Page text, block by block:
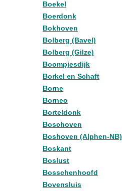
Boekel
Boerdonk
Bokhoven
Bolberg (Bavel)
Bolberg (Gilze)
Boompjesdijk
Borkel en Schaft
Borne
Borneo
Borteldonk
Boschoven
Boshoven (Alphen-NB)
Boskant
Boslust
Bosschenhoofd
Bovensluis